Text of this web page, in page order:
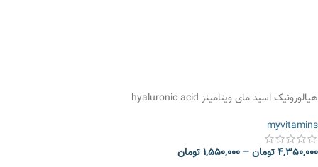
هیالورونیک اسید مای ویتامینزhyaluronic acid ‎
myvitamins
4,350,000تومان–
1,550,000تومان